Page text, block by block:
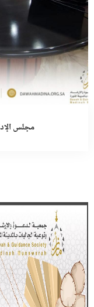
مجلس